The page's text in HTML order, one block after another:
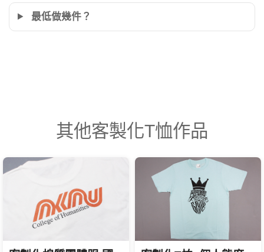
最低做幾件？
其他客製化T恤作品